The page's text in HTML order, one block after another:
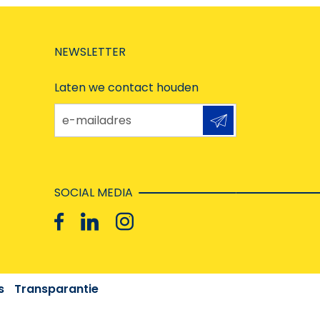
NEWSLETTER
Laten we contact houden
e-mailadres
SOCIAL MEDIA
Transparantie